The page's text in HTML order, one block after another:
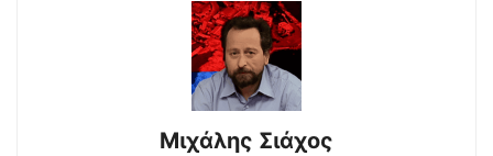
Μιχάλης Σιάχος